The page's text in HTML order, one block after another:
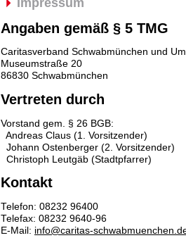
Impressum
Angaben gemäß § 5 TMG
Caritasverband Schwabmünchen und
Museumstraße 20
86830 Schwabmünchen
Vertreten durch
Vorstand gem. § 26 BGB:
Andreas Claus (1. Vorsitzender)
Johann Ostenberger (2. Vorsitzender)
Christoph Leutgäb (Stadtpfarrer)
Kontakt
Telefon: 08232 96400
Telefax: 08232 9640-96
E-Mail: info@caritas-